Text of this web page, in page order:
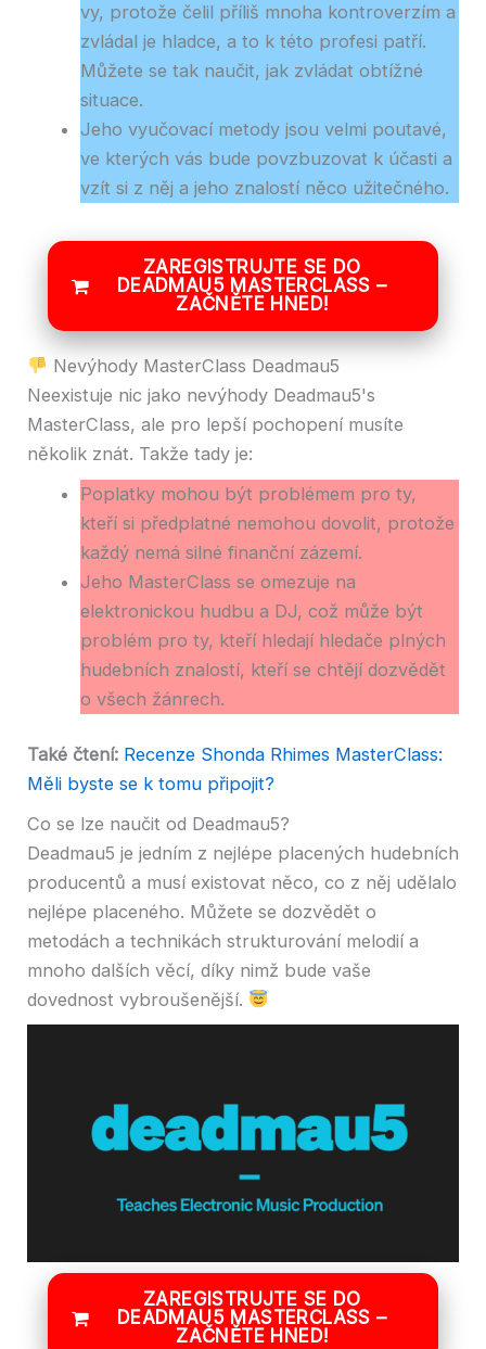
vy, protože čelil příliš mnoha kontroverzím a
zvládal je hladce, a to k této profesi patří.
Můžete se tak naučit, jak zvládat obtížné
situace.
Jeho vyučovací metody jsou velmi poutavé,
ve kterých vás bude povzbuzovat k účasti a
vzít si z něj a jeho znalostí něco užitečného.
ZAREGISTRUJTE SE DO
DEADMAU5 MASTERCLASS –
ZAČNĚTE HNED!
Nevýhody MasterClass Deadmau5
Neexistuje nic jako nevýhody Deadmau5's
MasterClass, ale pro lepší pochopení musíte
několik znát. Takže tady je:
Poplatky mohou být problémem pro ty,
kteří si předplatné nemohou dovolit, protože
každý nemá silné finanční zázemí.
Jeho MasterClass se omezuje na
elektronickou hudbu a DJ, což může být
problém pro ty, kteří hledají hledače plných
hudebních znalostí, kteří se chtějí dozvědět
o všech žánrech.
Také čtení: Recenze Shonda Rhimes MasterClass:
Měli byste se k tomu připojit?
Co se lze naučit od Deadmau5?
Deadmau5 je jedním z nejlépe placených hudebních
producentů a musí existovat něco, co z něj udělalo
nejlépe placeného. Můžete se dozvědět o
metodách a technikách strukturování melodií a
mnoho dalších věcí, díky nimž bude vaše
dovednost vybroušenější.
ZAREGISTRUJTE SE DO
DEADMAU5 MASTERCLASS –
ZAČNĚTE HNED!